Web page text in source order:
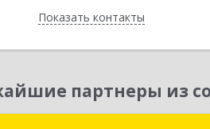
Показать контакты
Назад
партнеры из